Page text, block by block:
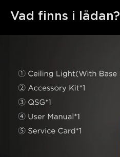
Vad finns i lådan?